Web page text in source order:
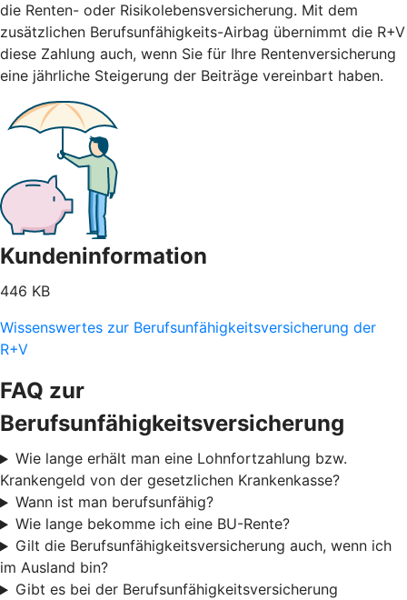
die Renten- oder Risikolebensversicherung. Mit dem
zusätzlichen Berufsunfähigkeits-Airbag übernimmt die R+V
diese Zahlung auch, wenn Sie für Ihre Rentenversicherung
eine jährliche Steigerung der Beiträge vereinbart haben.
Kundeninformation
446 KB
Wissenswertes zur Berufsunfähigkeitsversicherung der
R+V
FAQ zur
Berufsunfähigkeitsversicherung
Wie lange erhält man eine Lohnfortzahlung bzw.
Krankengeld von der gesetzlichen Krankenkasse?
Wann ist man berufsunfähig?
Wie lange bekomme ich eine BU-Rente?
Gilt die Berufsunfähigkeitsversicherung auch, wenn ich
im Ausland bin?
Gibt es bei der Berufsunfähigkeitsversicherung